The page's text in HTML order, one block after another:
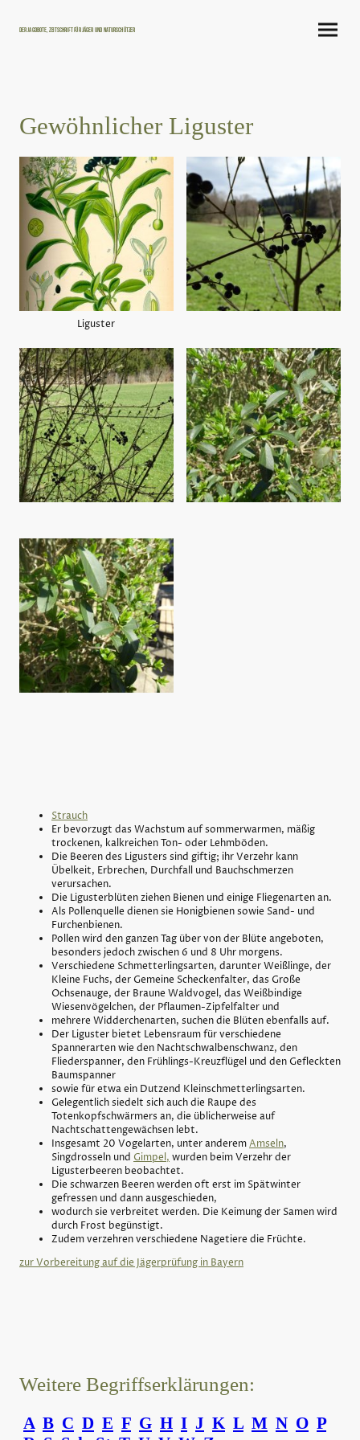
Der Jagdbote, Zeitschrift für Jäger und Naturschützer
Gewöhnlicher Liguster
Liguster
Strauch
Er bevorzugt das Wachstum auf sommerwarmen, mäßig
trockenen, kalkreichen Ton- oder Lehmböden.
Die Beeren des Ligusters sind giftig; ihr Verzehr kann
Übelkeit, Erbrechen, Durchfall und Bauchschmerzen
verursachen.
Die Ligusterblüten ziehen Bienen und einige Fliegenarten an.
Als Pollenquelle dienen sie Honigbienen sowie Sand- und
Furchenbienen.
Pollen wird den ganzen Tag über von der Blüte angeboten,
besonders jedoch zwischen 6 und 8 Uhr morgens.
Verschiedene Schmetterlingsarten, darunter Weißlinge, der
Kleine Fuchs, der Gemeine Scheckenfalter, das Große
Ochsenauge, der Braune Waldvogel, das Weißbindige
Wiesenvögelchen, der Pflaumen-Zipfelfalter und
mehrere Widderchenarten, suchen die Blüten ebenfalls auf.
Der Liguster bietet Lebensraum für verschiedene
Spannerarten wie den Nachtschwalbenschwanz, den
Fliederspanner, den Frühlings-Kreuzflügel und den Gefleckten
Baumspanner
sowie für etwa ein Dutzend Kleinschmetterlingsarten.
Gelegentlich siedelt sich auch die Raupe des
Totenkopfschwärmers an, die üblicherweise auf
Nachtschattengewächsen lebt.
Insgesamt 20 Vogelarten, unter anderemAmseln,
Singdrosseln und Gimpel, wurden beim Verzehr der
Ligusterbeeren beobachtet.
Die schwarzen Beeren werden oft erst im Spätwinter
gefressen und dann ausgeschieden,
wodurch sie verbreitet werden. Die Keimung der Samen wird
durch Frost begünstigt.
Zudem verzehren verschiedene Nagetiere die Früchte.
zur Vorbereitung auf die Jägerprüfung in Bayern
Weitere Begriffserklärungen:
A B C D E F G H I J K L M N O P